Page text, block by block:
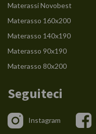
Materassi Novobest
Materasso 160x200
Materasso 140x190
Materasso 90x190
Materasso 80x200
Seguiteci
Instagram